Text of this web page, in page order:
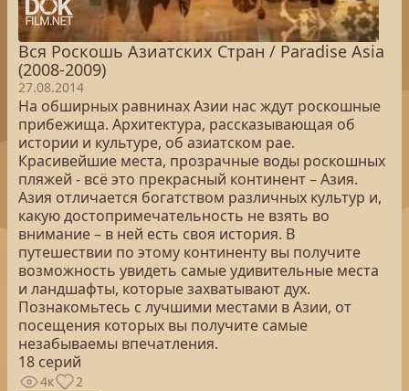
Вся Роскошь Азиатских Стран / Paradise Asia
(2008-2009)
27.08.2014
На обширных равнинах Азии нас ждут роскошные
прибежища. Архитектура, рассказывающая об
истории и культуре, об азиатском рае.
Красивейшие места, прозрачные воды роскошных
пляжей - всё это прекрасный континент – Азия.
Азия отличается богатством различных культур и,
какую достопримечательность не взять во
внимание – в ней есть своя история. В
путешествии по этому континенту вы получите
возможность увидеть самые удивительные места
и ландшафты, которые захватывают дух.
Познакомьтесь с лучшими местами в Азии, от
посещения которых вы получите самые
незабываемы впечатления.
18 серий
4к 2